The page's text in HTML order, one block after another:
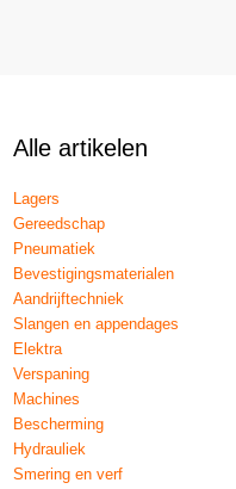
Alle artikelen
Lagers
Gereedschap
Pneumatiek
Bevestigingsmaterialen
Aandrijftechniek
Slangen en appendages
Elektra
Verspaning
Machines
Bescherming
Hydrauliek
Smering en verf